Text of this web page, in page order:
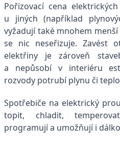
Pořizovací cena
u jiných (například
vyžadují také mnohem
se nic neseřizuje. Zavést
elektřiny je zároveň
a nepůsobí v interiéru
rozvody potrubí plynu či
Spotřebiče na elektrický
topit, chladit,
programují a umožňují i